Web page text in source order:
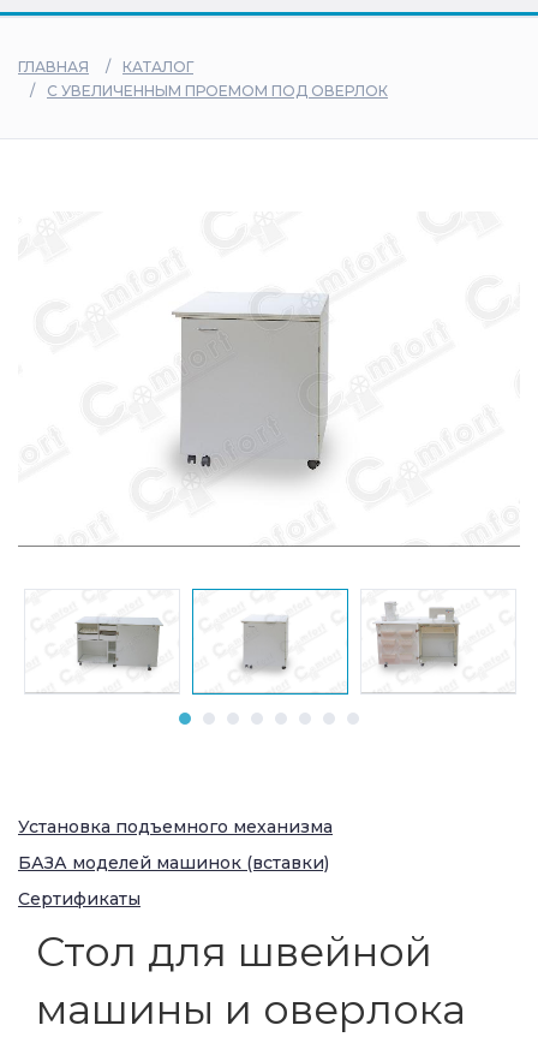
дилеры
ГЛАВНАЯ
КАТАЛОГ
С УВЕЛИЧЕННЫМ ПРОЕМОМ ПОД ОВЕРЛОК
Установка подъемного механизма
БАЗА моделей машинок (вставки)
Сертификаты
Стол для швейной
машины и оверлока